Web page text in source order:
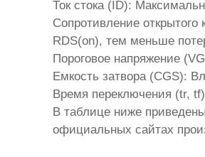
Ток стока (ID):
Сопротивление открытого
RDS(on), тем меньше
Пороговое напряжение
Емкость затвора (CGS):
Время переключения (tr, tf)
В таблице ниже
официальных сайтах